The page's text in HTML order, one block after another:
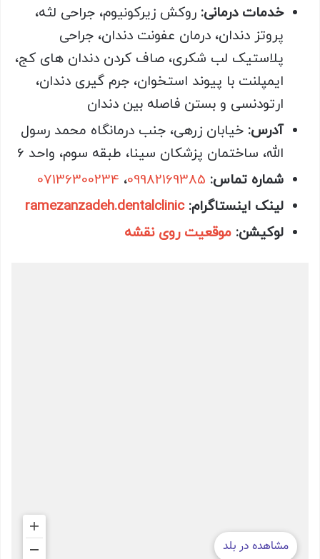
خدمات درمانی: روکش زیرکونیوم، جراحی لثه،
پروتز دندان، درمان عفونت دندان، جراحی
پلاستیک لب شکری، صاف کردن دندان های کج،
ایمپلنت با پیوند استخوان، جرم گیری دندان،
ارتودنسی و بستن فاصله بین دندان
آدرس: خیابان زرهی، جنب درمانگاه محمد رسول
الله، ساختمان پزشکان سینا، طبقه سوم، واحد 6
شماره تماس: 09982169385، 07136300234
لینک اینستاگرام:ramezanzadeh.dentalclinic
لوکیشن: موقعیت روی نقشه